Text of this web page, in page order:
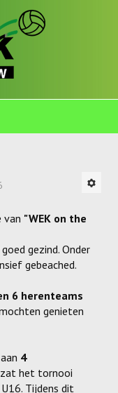
van "WEK on the
gezind. Onder
gebeached.
6 herenteams
genieten
4
zat het tornooi
U16. Tijdens dit